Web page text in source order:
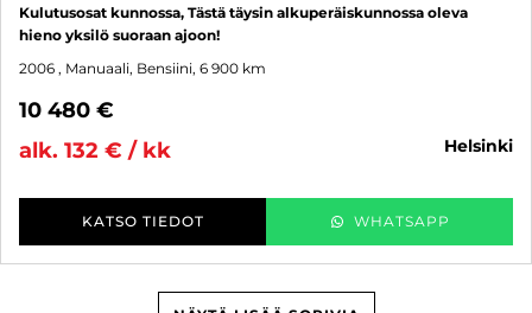
Kulutusosat kunnossa, Tästä täysin alkuperäiskunnossa oleva
hieno yksilö suoraan ajoon!
2006 , Manuaali, Bensiini, 6 900 km
10 480 €
alk. 132 € / kk
helsinki
KATSO TIEDOT WHATSAPP